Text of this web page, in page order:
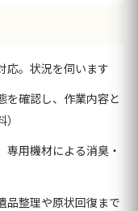
応。状況を伺います
を確認し、作業内容と
専用機材による消臭・
品整理や原状回復まで